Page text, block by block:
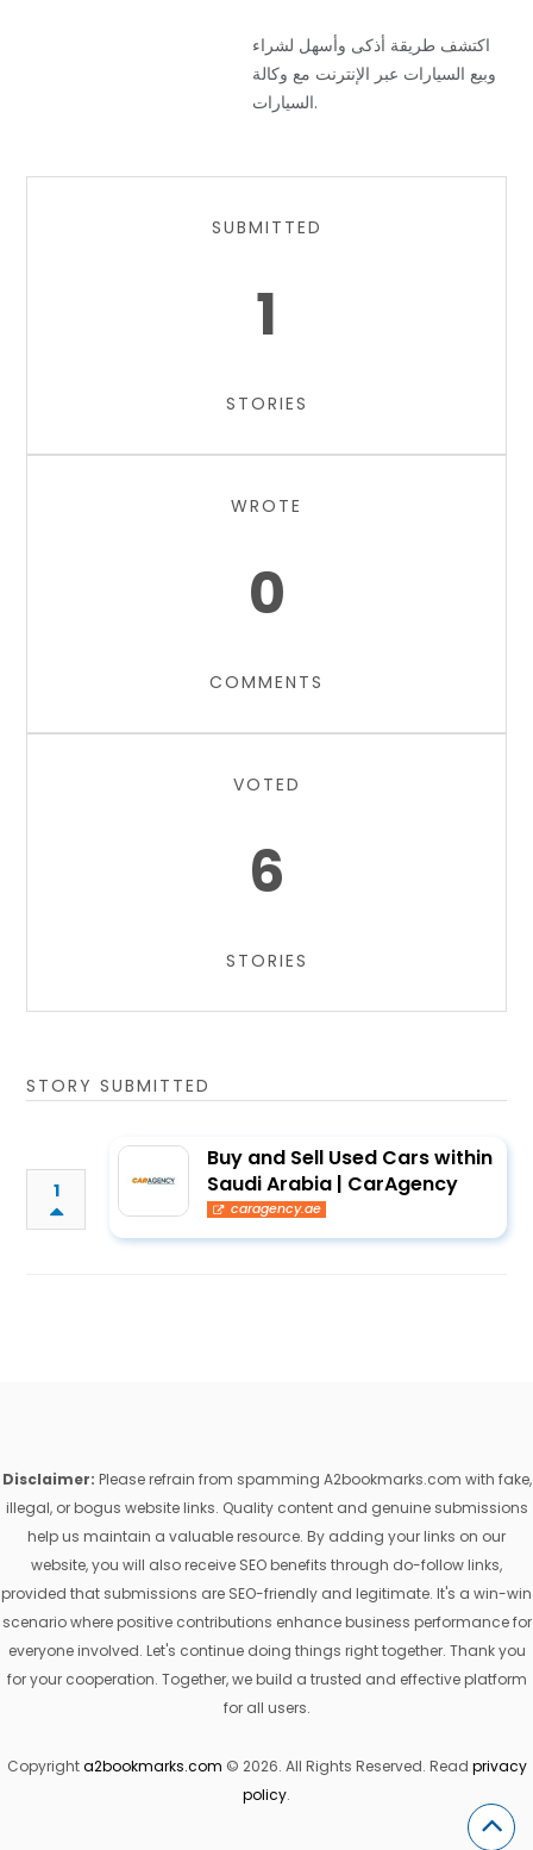
اكتشف طريقة أذكى وأسهل لشراء
وبيع السيارات عبر الإنترنت مع وكالة
السيارات.
SUBMITTED
1
STORIES
WROTE
0
COMMENTS
VOTED
6
STORIES
STORY SUBMITTED
1
Buy and Sell Used Cars within
Saudi Arabia | CarAgency
caragency.ae
Disclaimer: Please refrain from spamming A2bookmarks.com with fake,
illegal, or bogus website links. Quality content and genuine submissions
help us maintain a valuable resource. By adding your links on our
website, you will also receive SEO benefits through do-follow links,
provided that submissions are SEO-friendly and legitimate. It's a win-win
scenario where positive contributions enhance business performance for
everyone involved. Let's continue doing things right together. Thank you
for your cooperation. Together, we build a trusted and effective platform
for all users.
Copyrighta2bookmarks.com © 2026. All Rights Reserved. Read privacy
policy.